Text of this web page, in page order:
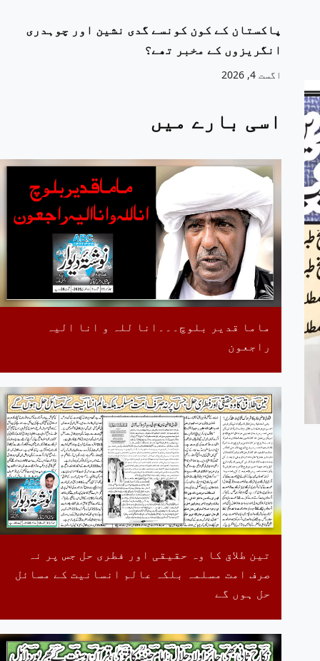
پاکستان کے کون کونسے گدی نشین اور چوہدری
انگریزوں کے مخبر تھے؟
اگست 4, 2026
اسی بارے میں
ماما قدیر بلوچ۔۔۔انا للہ و انا الیہ
راجعون
تین طلاق کا وہ حقیقی اور فطری حل جس پر نہ
صرف امت مسلمہ بلکہ عالم انسانیت کے مسائل
حل ہوں گے